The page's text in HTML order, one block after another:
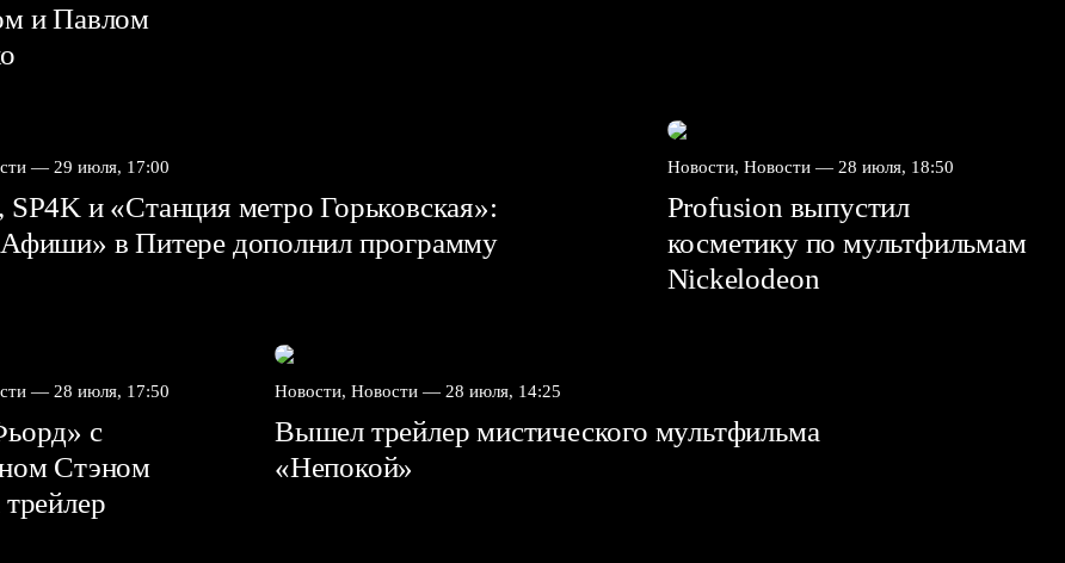
и Павлом
— 29 июля, 17:00
и «Станция метро Горьковская»:
в Питере дополнил программу
Новости, Новости — 28 июля, 18:50
Profusion выпустил
косметику по мультфильмам
Nickelodeon
— 28 июля, 17:50
с
Стэном
Новости, Новости — 28 июля, 14:25
Вышел трейлер мистического мультфильма
«Непокой»